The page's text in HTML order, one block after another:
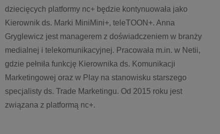
dziecięcych platformy nc+ będzie kontynuowała jako
Kierownik ds. Marki MiniMini+, teleTOON+. Anna
Gryglewicz jest managerem z doświadczeniem w branży
medialnej i telekomunikacyjnej. Pracowała m.in. w Netii,
gdzie pełniła funkcję Kierownika ds. Komunikacji
Marketingowej oraz w Play na stanowisku starszego
specjalisty ds. Trade Marketingu. Od 2015 roku jest
związana z platformą nc+.